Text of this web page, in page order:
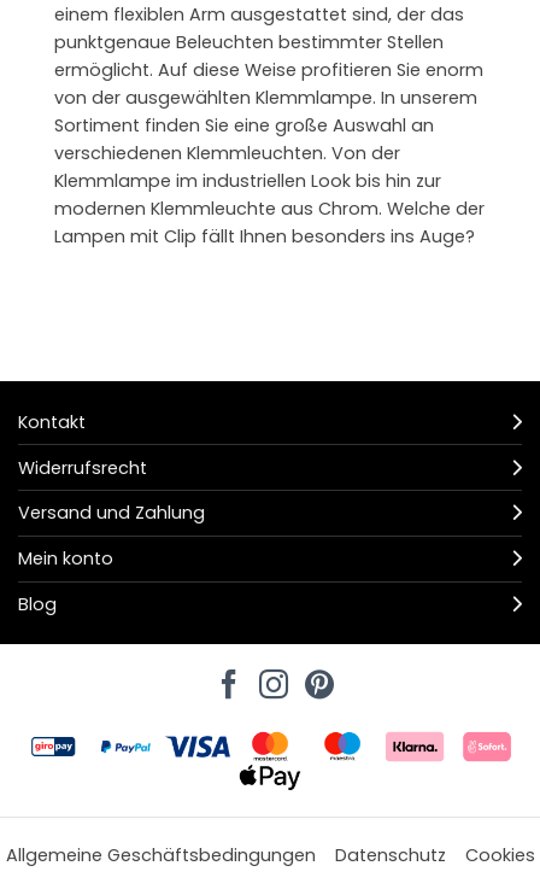
einem flexiblen Arm ausgestattet sind, der das
punktgenaue Beleuchten bestimmter Stellen
ermöglicht. Auf diese Weise profitieren Sie enorm
von der ausgewählten Klemmlampe. In unserem
Sortiment finden Sie eine große Auswahl an
verschiedenen Klemmleuchten. Von der
Klemmlampe im industriellen Look bis hin zur
modernen Klemmleuchte aus Chrom. Welche der
Lampen mit Clip fällt Ihnen besonders ins Auge?
Kontakt
Widerrufsrecht
Versand und Zahlung
Mein konto
Blog
Allgemeine Geschäftsbedingungen Datenschutz
Cookies